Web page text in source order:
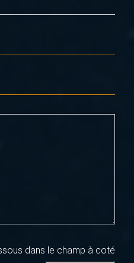
dans le champ à coté